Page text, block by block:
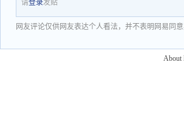
请登录发贴
网友评论仅供网友表达个人看法，并不表明网易同
About